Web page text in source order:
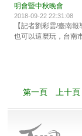
明會暨中秋晚會
2018-09-22 22:31:08
【記者劉彩雲/臺南報
也可以這麼玩，台南
第一頁
上十頁